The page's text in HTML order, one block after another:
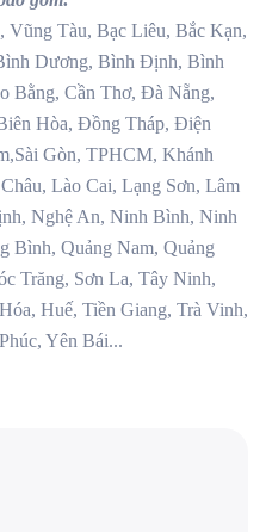
Tàu, Bạc Liêu, Bắc Kạn,
Dương, Bình Định, Bình
Bằng, Cần Thơ, Đà Nẵng,
Hòa, Đồng Tháp, Điện
Gòn, TPHCM, Khánh
Lào Cai, Lạng Sơn, Lâm
Nghệ An, Ninh Bình, Ninh
Bình, Quảng Nam, Quảng
Trăng, Sơn La, Tây Ninh,
Huế, Tiền Giang, Trà Vinh,
Yên Bái...